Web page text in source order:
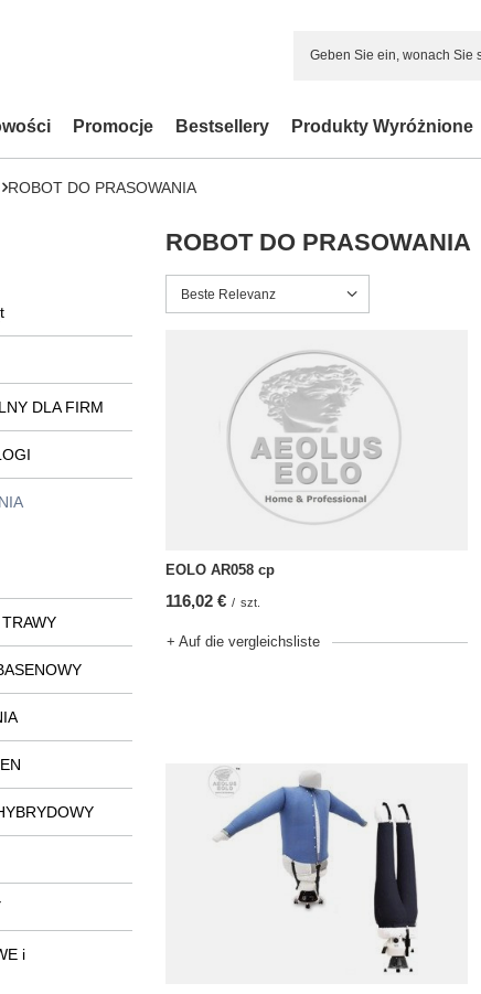
Promocje Bestsellery Produkty Wyróżnione
ROBOT DO PRASOWANIA
DLA FIRM
i
ROBOT DO PRASOWANIA
Sortierung ändern
Beste Relevanz
EOLO AR058 cp
116,02 € / szt.
+ Auf die vergleichsliste